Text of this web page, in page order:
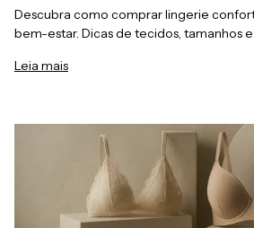
Descubra como comprar lingerie
bem-estar. Dicas de tecidos, tamanhos
Leia mais